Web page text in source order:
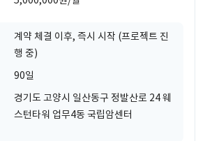
계약 체결 이후, 즉시 시작 (프로젝트 진
행 중)
90일
경기도 고양시 일산동구 정발산로 24 웨
스턴타워 업무4동 국립암센터